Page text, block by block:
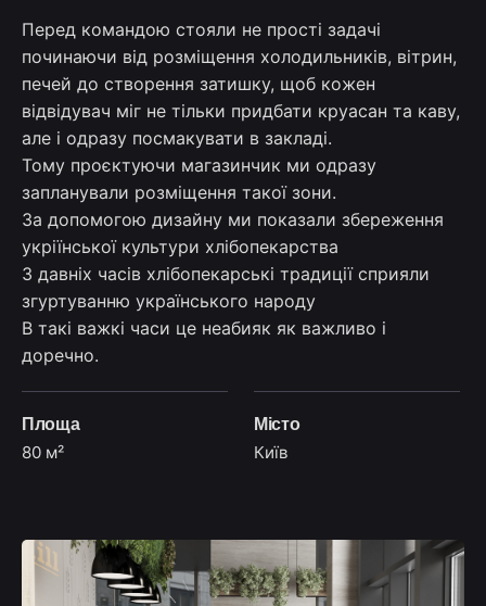
Перед командою стояли не прості задачі
починаючи від розміщення холодильників, вітрин,
печей до створення затишку, щоб кожен
відвідувач міг не тільки придбати круасан та каву,
але і одразу посмакувати в закладі.
Тому проєктуючи магазинчик ми одразу
запланували розміщення такої зони.
За допомогою дизайну ми показали збереження
укріїнської культури хлібопекарства
З давніх часів хлібопекарські традиції сприяли
згуртуванню українського народу
В такі важкі часи це неабияк як важливо і
доречно.
Площа
80 м²
Місто
Київ